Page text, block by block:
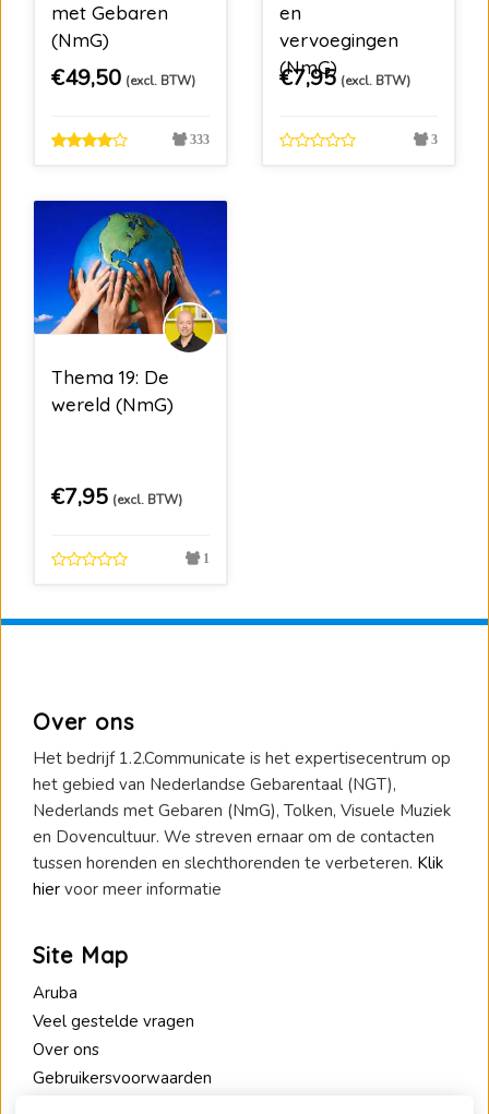
met Gebaren
(NmG)
€49,50 (excl. BTW)
333
en
vervoegingen
(NmG)
€7,95 (excl. BTW)
3
Thema 19: De
wereld (NmG)
€7,95 (excl. BTW)
1
Over ons
Het bedrijf 1.2.Communicate is het expertisecentrum op
het gebied van Nederlandse Gebarentaal (NGT),
Nederlands met Gebaren (NmG), Tolken, Visuele Muziek
en Dovencultuur. We streven ernaar om de contacten
tussen horenden en slechthorenden te verbeteren. Klik
hier voor meer informatie
Site Map
Aruba
Veel gestelde vragen
Over ons
Gebruikersvoorwaarden